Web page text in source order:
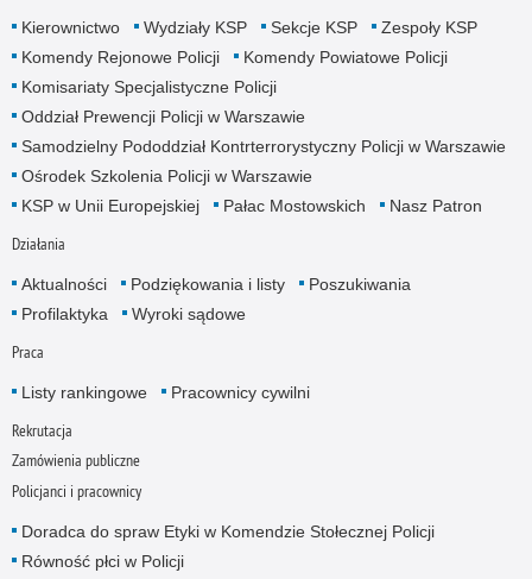
Kierownictwo Wydziały KSP Sekcje KSP
Zespoły KSP
Komendy Rejonowe Policji
Komendy Powiatowe Policji
Komisariaty Specjalistyczne Policji
Oddział Prewencji Policji w Warszawie
Samodzielny Pododdział Kontrterrorystyczny Policji w Warszawie
Ośrodek Szkolenia Policji w Warszawie
KSP w Unii Europejskiej
Pałac Mostowskich Nasz Patron
Działania
Aktualności Podziękowania i listy
Poszukiwania
Profilaktyka
Wyroki sądowe
Praca
Listy rankingowe Pracownicy cywilni
Rekrutacja
Zamówienia publiczne
Policjanci i pracownicy
Doradca do spraw Etyki w Komendzie Stołecznej Policji
Równość płci w Policji